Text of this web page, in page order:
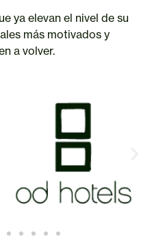
ya elevan el nivel de su
más motivados y
a volver.